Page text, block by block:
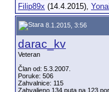
Filip89x (14.4.2015), Yonai
8.1.2015, 3:56
darac_kv
Veteran
Član od: 5.3.2007.
Poruke: 506
Zahvalnice: 115
Zahvaljeno 134 puta na 123